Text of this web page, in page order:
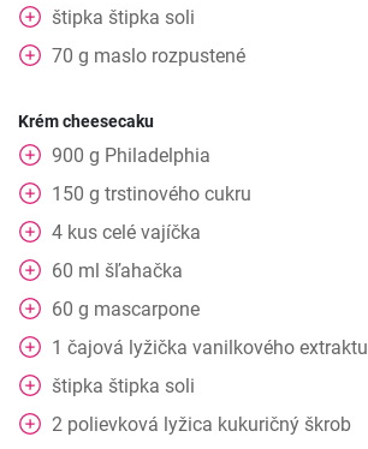
štipka štipka soli
70 g maslo rozpustené
Krém cheesecaku
900 g Philadelphia
150 g trstinového cukru
4 kus celé vajíčka
60 ml šľahačka
60 g mascarpone
1 čajová lyžička vanilkového extraktu
štipka štipka soli
2 polievková lyžica kukuričný škrob